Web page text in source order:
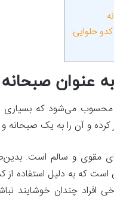
حلوایی:
عنوان صبحانه
می‌شود که بسیاری
و آن را به یک صبحانه
مقوی و سالم است.
است که به دلیل
افراد چندان خوشایند